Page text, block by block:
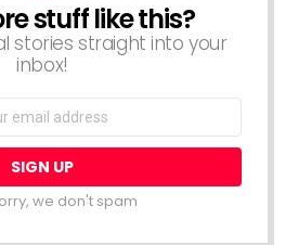
stuff like this?
stories straight into your
inbox!
we don't spam